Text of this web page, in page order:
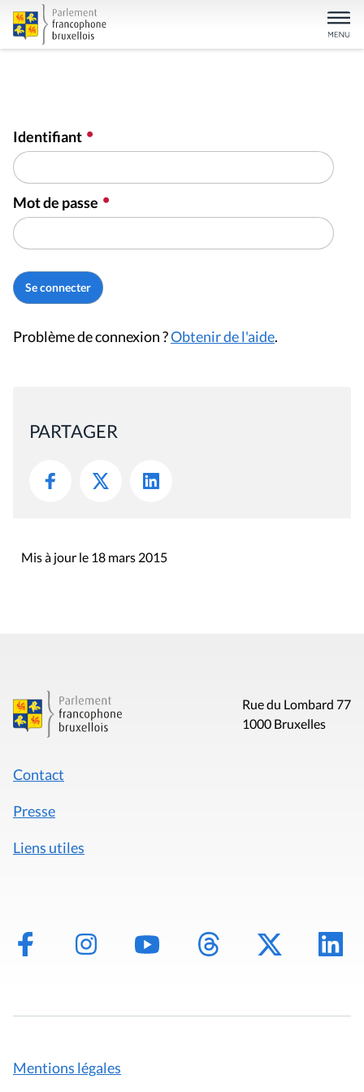
Identifiant
Mot de passe
Problème de connexion ?Obtenir de l'aide.
PARTAGER
Mis à jour le 18 mars 2015
Rue du Lombard 77
1000 Bruxelles
Contact
Presse
Liens utiles
Mentions légales